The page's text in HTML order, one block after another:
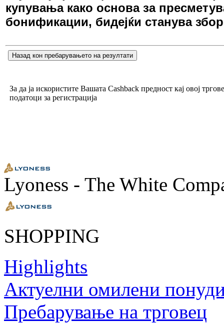
купувања како основа за
бонификации, бидејќи станува
Назад кон пребарувањето на резултати
За да ја искористите Вашата Cashback предност кај овој
податоци за регистрација
Lyoness - The White
SHOPPING
Highlights
Актуелни омилени
Пребарување на трговец